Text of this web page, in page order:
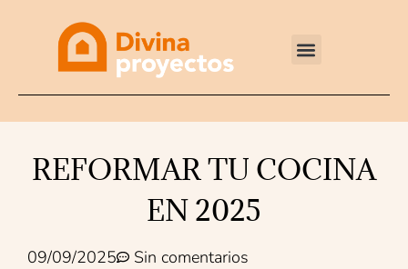
REFORMAR TU COCINA
EN 2025
09/09/2025 Sin comentarios